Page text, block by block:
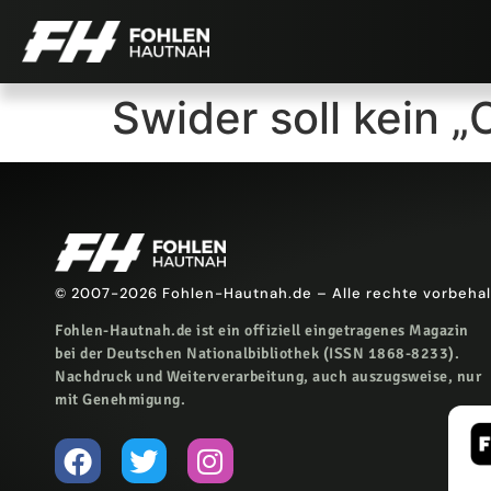
Swider soll kein
© 2007-2026 Fohlen-Hautnah.de – Alle rechte
Fohlen-Hautnah.de ist ein offiziell eingetragenes Magazin
bei der Deutschen Nationalbibliothek (ISSN 1868-8233).
Nachdruck und Weiterverarbeitung, auch auszugsweise, nur
mit Genehmigung.